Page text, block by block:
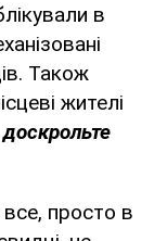
в
Також
жителі
просто в